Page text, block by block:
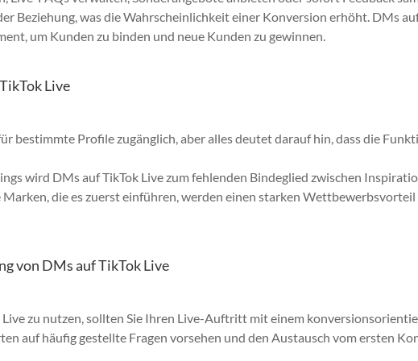
Beziehung, was die Wahrscheinlichkeit einer Konversion erhöht. DMs
um Kunden zu binden und neue Kunden zu gewinnen.
Live
bestimmte Profile zugänglich, aber alles deutet darauf hin, dass die
wird DMs auf TikTok Live zum fehlenden Bindeglied zwischen
die es zuerst einführen, werden einen starken Wettbewerbsvorteil
von DMs auf TikTok Live
zu nutzen, sollten Sie Ihren Live-Auftritt mit einem
auf häufig gestellte Fragen vorsehen und den Austausch vom ersten